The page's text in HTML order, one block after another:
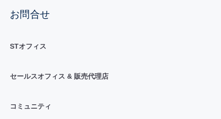
お問合せ
STオフィス
セールスオフィス & 販売代理店
コミュニティ